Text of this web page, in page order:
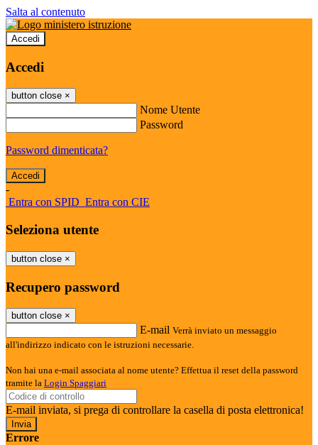
Salta al contenuto
Accedi
Accedi
button close ×
Nome Utente
Password
Password dimenticata?
-
Entra con SPID Entra con CIE
Seleziona utente
button close ×
Recupero password
button close ×
E-mail Verrà inviato un messaggio
all'indirizzo indicato con le istruzioni necessarie.
Non hai una e-mail associata al nome utente? Effettua il reset della password
tramite la Login Spaggiari
E-mail inviata, si prega di controllare la casella di posta elettronica!
Errore